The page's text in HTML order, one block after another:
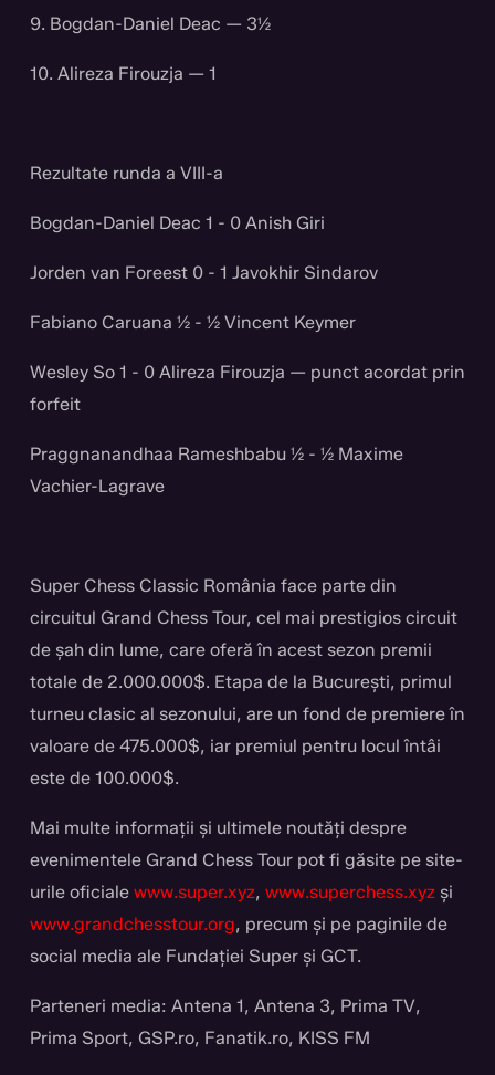
9. Bogdan-Daniel Deac — 3½
10. Alireza Firouzja — 1
Rezultate runda a VIII-a
Bogdan-Daniel Deac 1 - 0 Anish Giri
Jorden van Foreest 0 - 1 Javokhir Sindarov
Fabiano Caruana ½ - ½ Vincent Keymer
Wesley So 1 - 0 Alireza Firouzja — punct acordat prin
forfeit
Praggnanandhaa Rameshbabu ½ - ½ Maxime
Vachier-Lagrave
Super Chess Classic România face parte din
circuitul Grand Chess Tour, cel mai prestigios circuit
de șah din lume, care oferă în acest sezon premii
totale de 2.000.000$. Etapa de la București, primul
turneu clasic al sezonului, are un fond de premiere în
valoare de 475.000$, iar premiul pentru locul întâi
este de 100.000$.
Mai multe informații și ultimele noutăți despre
evenimentele Grand Chess Tour pot fi găsite pe site-
urile oficiale www.super.xyz, www.superchess.xyzși
www.grandchesstour.org, precum și pe paginile de
social media ale Fundației Super și GCT.
Parteneri media: Antena 1, Antena 3, Prima TV,
Prima Sport, GSP.ro, Fanatik.ro, KISS FM